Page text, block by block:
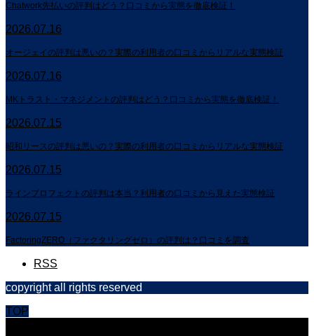
Chatwork先払いの評判はどう？口コミから実態を徹底検証！
2026.07.16
オージェイの評判は悪いの？実際の利用者の口コミからリアルな実態検証
2026.07.16
MKトラスト・マネジメントの評判はどう？口コミから実態を徹底検証！
2026.07.15
昭和リースの評判は悪いの？実際の利用者の口コミからリアルな実態検証
2026.07.15
ラインプロフェクトの評判は本当？利用者の口コミから見えた実態検証
2026.07.15
FactoringZERO（ファクタリングゼロ）の評判は？口コミを調査
RSS
copyright all rights reserved
TOP